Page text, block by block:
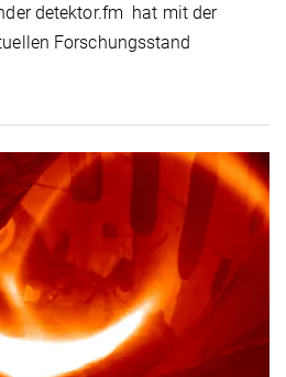
detektor.fm hat mit der
Forschungsstand